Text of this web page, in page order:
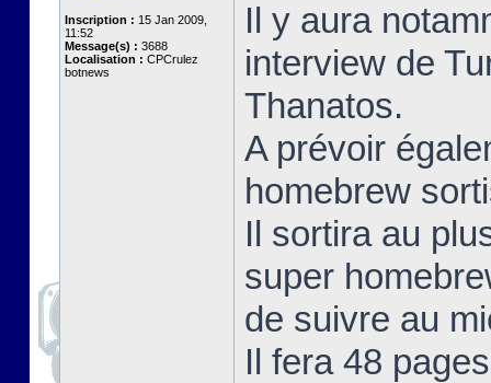
Inscription : 15 Jan 2009,
11:52
Message(s) : 3688
Localisation : CPCrulez
botnews
Il y aura
interview de
Thanatos.
A prévoir
homebrew
Il sortira au
super
de suivre au
Il fera 48